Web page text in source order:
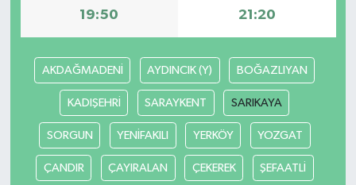
19:50 21:20
AKDAĞMADENİ AYDINCIK (Y) BOĞAZLIYAN
KADIŞEHRİ SARAYKENT SARIKAYA
SORGUN YENİFAKILI YERKÖY YOZGAT
ÇANDIR ÇAYIRALAN ÇEKEREK ŞEFAATLİ